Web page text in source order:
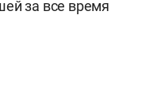
за все время